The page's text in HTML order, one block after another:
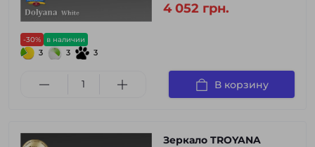
-30% в наличии
3 3 3
4 052 грн.
В корзину
Зеркало TROYANA